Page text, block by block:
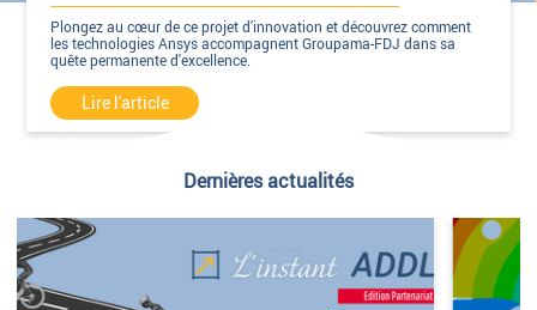
Plongez au cœur de ce projet d'innovation et découvrez comment
les technologies Ansys accompagnent Groupama-FDJ dans sa
quête permanente d'excellence.
Lire l'article
Dernières actualités